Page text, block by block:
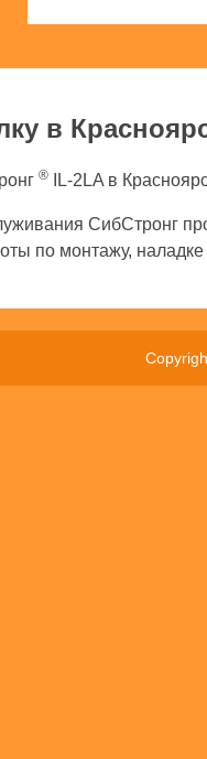
в
® IL-2LA в
СибСтронг
по монтажу, наладке